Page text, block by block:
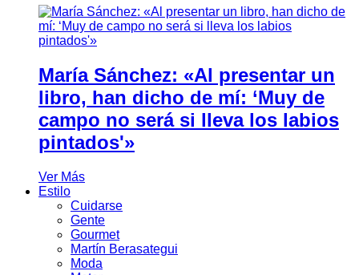
María Sánchez: «Al presentar un
libro, han dicho de mí: ‘Muy de
campo no será si lleva los labios
pintados'»
Ver Más
Estilo
Cuidarse
Gente
Gourmet
Martín Berasategui
Moda